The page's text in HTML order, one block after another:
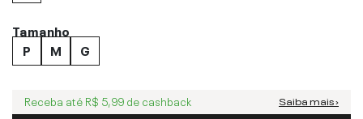
Tamanho
P
M G
Receba até R$ 5,99 de cashback Saiba mais ›